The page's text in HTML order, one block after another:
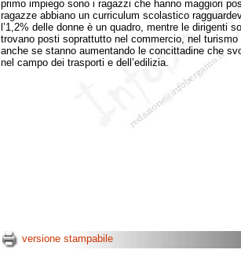
primo impiego sono i ragazzi che hanno maggiori
ragazze abbiano un curriculum scolastico
l’1,2% delle donne è un quadro, mentre le dirigenti
trovano posti soprattutto nel commercio, nel
anche se stanno aumentando le concittadine che
nel campo dei trasporti e dell’edilizia.
versione stampabile